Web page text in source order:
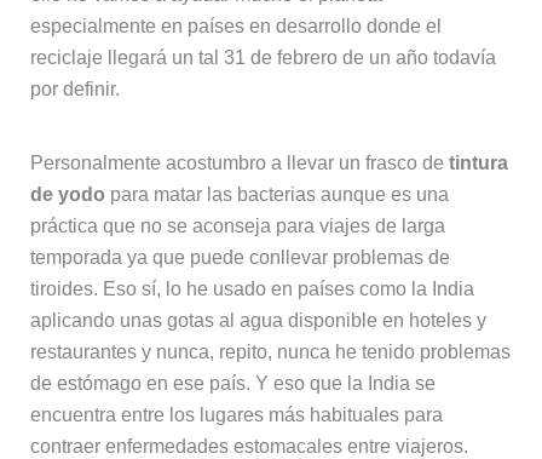
especialmente en países en desarrollo donde el
reciclaje llegará un tal 31 de febrero de un año todavía
por definir.
Personalmente acostumbro a llevar un frasco de tintura
de yodo para matar las bacterias aunque es una
práctica que no se aconseja para viajes de larga
temporada ya que puede conllevar problemas de
tiroides. Eso sí, lo he usado en países como la India
aplicando unas gotas al agua disponible en hoteles y
restaurantes y nunca, repito, nunca he tenido problemas
de estómago en ese país. Y eso que la India se
encuentra entre los lugares más habituales para
contraer enfermedades estomacales entre viajeros.